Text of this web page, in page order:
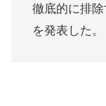
徹底的に排
を発表した。